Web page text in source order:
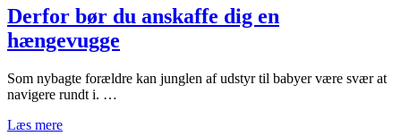
Derfor bør du anskaffe dig en
hængevugge
Som nybagte forældre kan junglen af udstyr til babyer være svær at
navigere rundt i. …
Læs mere